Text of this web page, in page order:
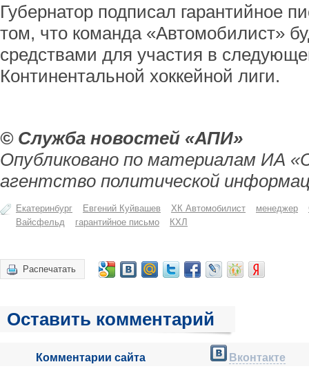
Губернатор подписал гарантийное
том, что команда «Автомобилист»
средствами для участия в
Континентальной хоккейной лиги.
© Служба новостей «АПИ»
Опубликовано по материалам ИА
агентство политической
Екатеринбург Евгений Куйвашев ХК Автомобилист менеджер
Вайсфельд
гарантийное письмо КХЛ
Распечатать
Оставить комментарий
Комментарии сайта Вконтакте